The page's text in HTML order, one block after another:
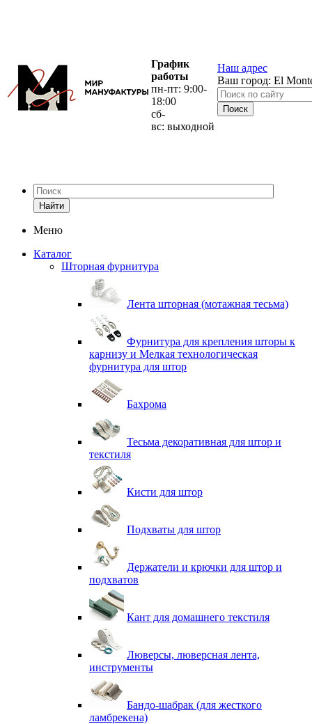
График
работы
пн-пт: 9:00-
18:00
сб-
вс: выходной
Наш адрес
Ваш город: El
Найти
Меню
Каталог
Шторная фурнитура
Лента шторная (мотажная тесьма)
Фурнитура для крепления шторы к
карнизу и Мелкая технологическая
фурнитура для штор
Бахрома
Тесьма декоративная для штор и
текстиля
Кисти для штор
Подхваты для штор
Держатели и крючки для штор и
подхватов
Кант для домашнего текстиля
Люверсы, люверсная лента,
инструменты
Бандо-шабрак (для жесткого
ламбрекена)